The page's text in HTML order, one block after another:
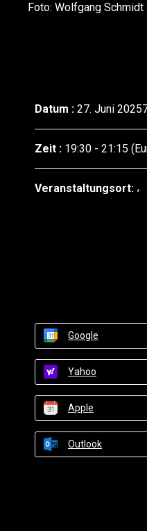
Foto: Wolfgang Schmidt
Datum : 27. Juni
Zeit : 19:30 - 21:15
Veranstaltungsort:
Google
Yahoo
Apple
Outlook